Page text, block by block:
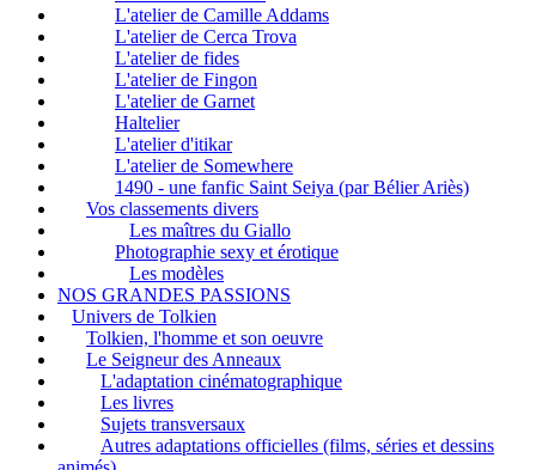
L'atelier de Camille Addams
L'atelier de Cerca Trova
L'atelier de fides
L'atelier de Fingon
L'atelier de Garnet
Haltelier
L'atelier d'itikar
L'atelier de Somewhere
1490 - une fanfic Saint Seiya (par Bélier Ariès)
Vos classements divers
Les maîtres du Giallo
Photographie sexy et érotique
Les modèles
NOS GRANDES PASSIONS
Univers de Tolkien
Tolkien, l'homme et son oeuvre
Le Seigneur des Anneaux
L'adaptation cinématographique
Les livres
Sujets transversaux
Autres adaptations officielles (films, séries et dessins